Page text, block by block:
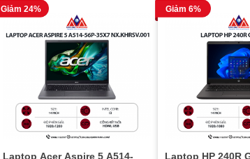
Giảm 24%
Laptop Acer Aspire 5 A514-
Giảm 6%
Laptop HP 240R